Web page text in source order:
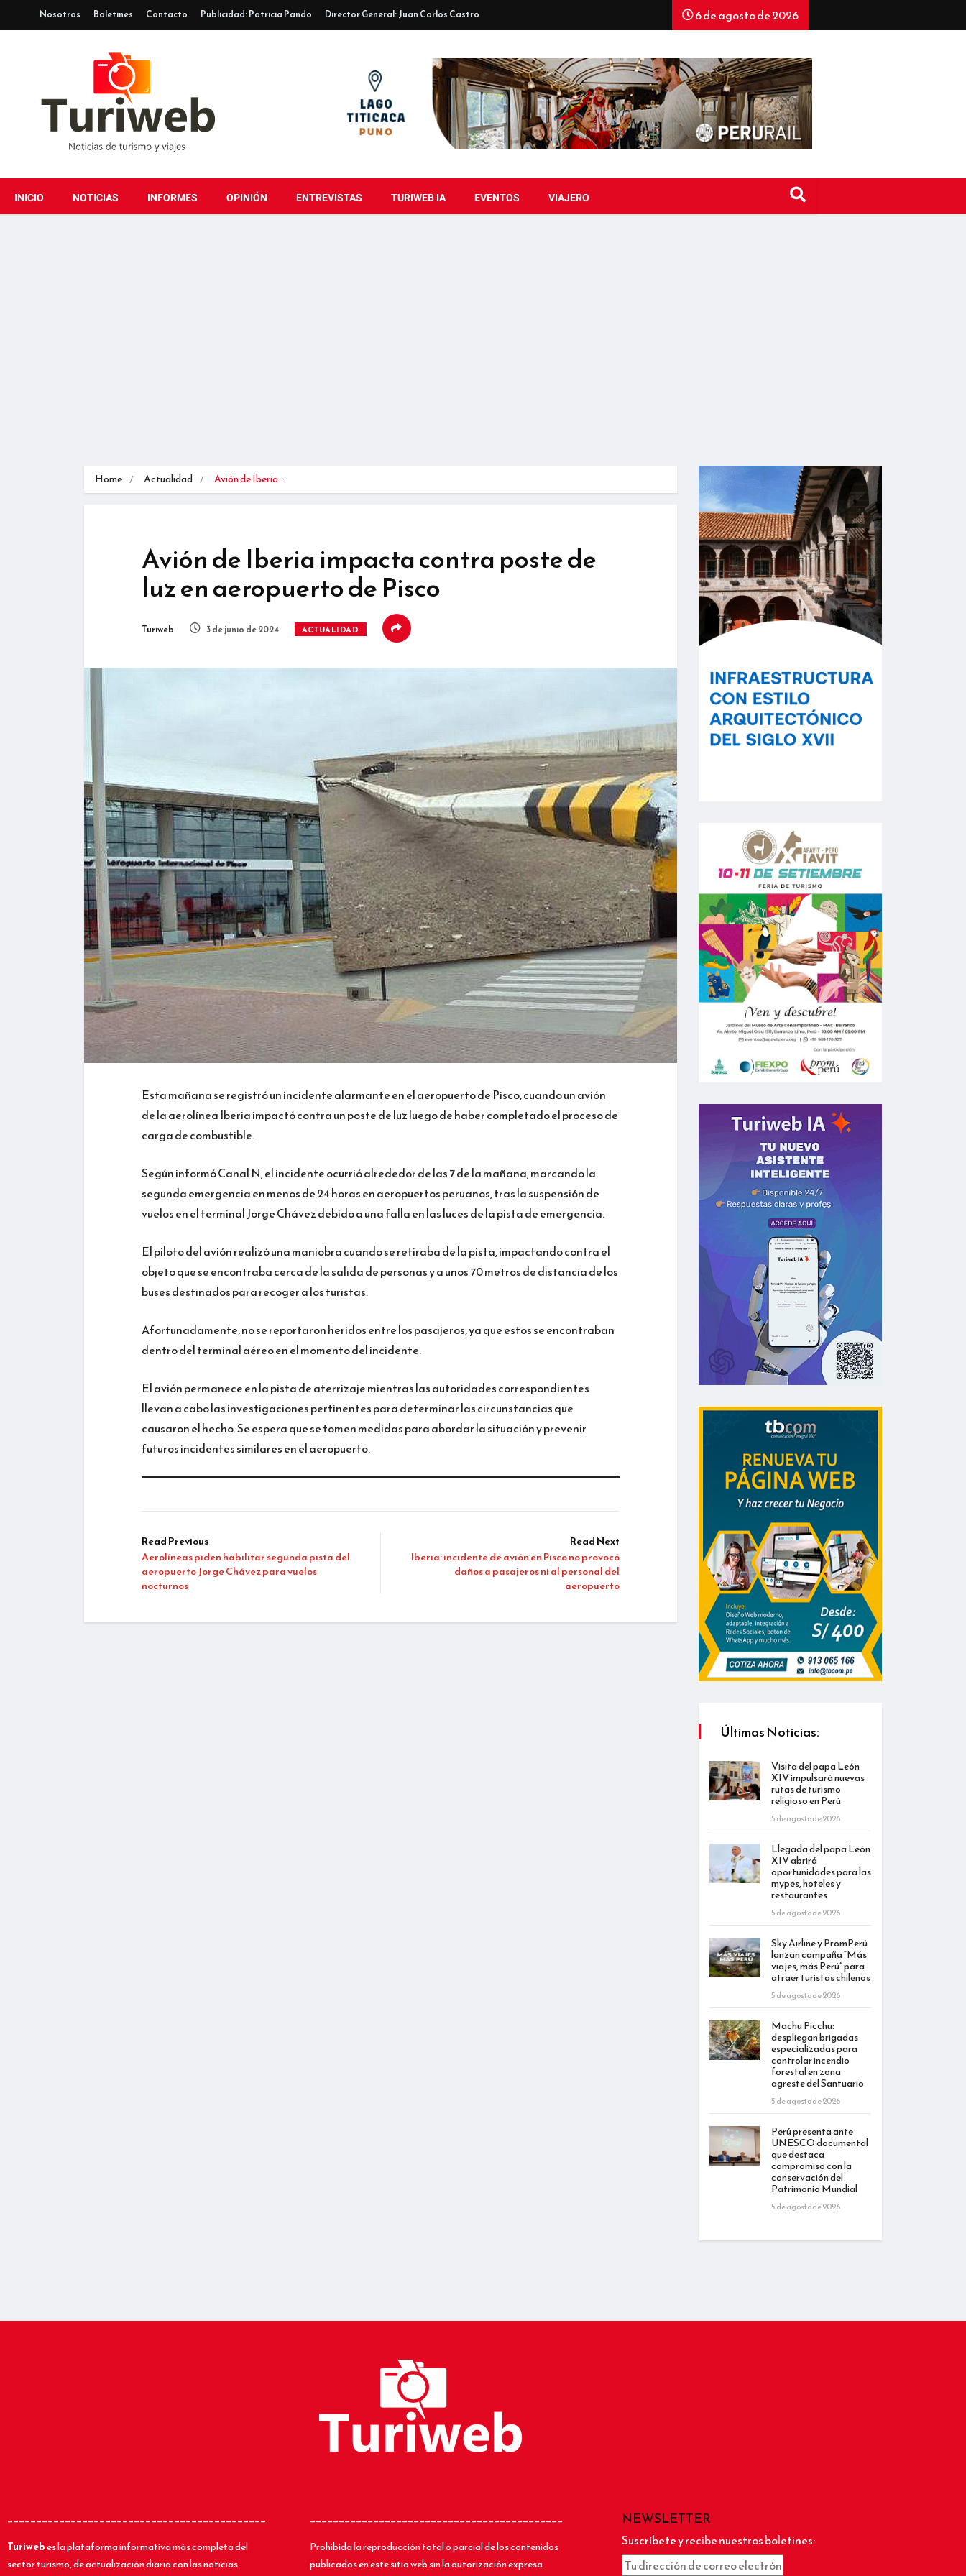
Nosotros Boletines Contacto Publicidad: Patricia Pando Director General: Juan Carlos Castro 6 de agosto de 2026
INICIO NOTICIAS INFORMES OPINIÓN ENTREVISTAS TURIWEB IA EVENTOS VIAJERO
Home Actualidad Avión de Iberia…
Avión de Iberia impacta contra poste de
luz en aeropuerto de Pisco
Turiweb 3 de junio de 2024 ACTUALIDAD
Esta mañana se registró un incidente alarmante en el aeropuerto de Pisco, cuando un avión
de la aerolínea Iberia impactó contra un poste de luz luego de haber completado el proceso de
carga de combustible.
Según informó Canal N, el incidente ocurrió alrededor de las 7 de la mañana, marcando la
segunda emergencia en menos de 24 horas en aeropuertos peruanos, tras la suspensión de
vuelos en el terminal Jorge Chávez debido a una falla en las luces de la pista de emergencia.
El piloto del avión realizó una maniobra cuando se retiraba de la pista, impactando contra el
objeto que se encontraba cerca de la salida de personas y a unos 70 metros de distancia de los
buses destinados para recoger a los turistas.
Afortunadamente, no se reportaron heridos entre los pasajeros, ya que estos se encontraban
dentro del terminal aéreo en el momento del incidente.
El avión permanece en la pista de aterrizaje mientras las autoridades correspondientes
llevan a cabo las investigaciones pertinentes para determinar las circunstancias que
causaron el hecho. Se espera que se tomen medidas para abordar la situación y prevenir
futuros incidentes similares en el aeropuerto.
Read Previous
Aerolíneas piden habilitar segunda pista del
aeropuerto Jorge Chávez para vuelos
nocturnos
Read Next
Iberia: incidente de avión en Pisco no provocó
daños a pasajeros ni al personal del
aeropuerto
Últimas Noticias:
Visita del papa León
XIV impulsará nuevas
rutas de turismo
religioso en Perú
5 de agosto de 2026
Llegada del papa León
XIV abrirá
oportunidades para las
mypes, hoteles y
restaurantes
5 de agosto de 2026
Sky Airline y PromPerú
lanzan campaña “Más
viajes, más Perú” para
atraer turistas chilenos
5 de agosto de 2026
Machu Picchu:
despliegan brigadas
especializadas para
controlar incendio
forestal en zona
agreste del Santuario
5 de agosto de 2026
Perú presenta ante
UNESCO documental
que destaca
compromiso con la
conservación del
Patrimonio Mundial
5 de agosto de 2026
_____________________________________________
Turiwebes la plataforma informativa más completa del
sector turismo, de actualización diaria con las noticias
____________________________________________
Prohibida la reproducción total o parcial de los contenidos
publicados en este sitio web sin la autorización expresa
NEWSLETTER
Suscríbete y recibe nuestros boletines: